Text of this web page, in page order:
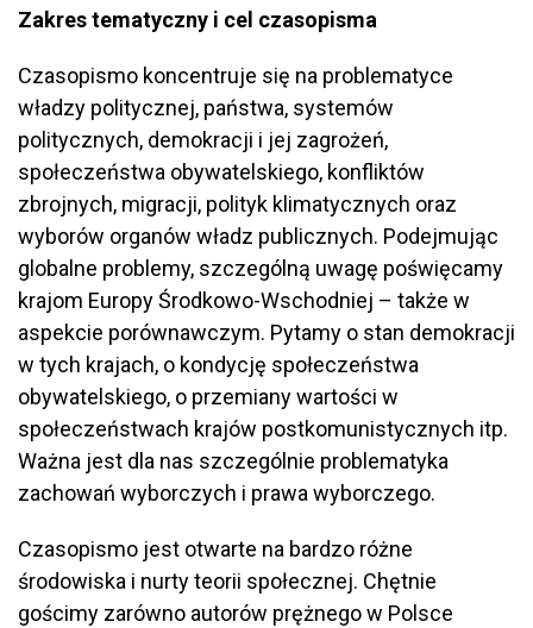
Zakres tematyczny i cel czasopisma
Czasopismo koncentruje się na problematyce
władzy politycznej, państwa, systemów
politycznych, demokracji i jej zagrożeń,
społeczeństwa obywatelskiego, konfliktów
zbrojnych, migracji, polityk klimatycznych oraz
wyborów organów władz publicznych. Podejmując
globalne problemy, szczególną uwagę poświęcamy
krajom Europy Środkowo-Wschodniej – także w
aspekcie porównawczym. Pytamy o stan demokracji
w tych krajach, o kondycję społeczeństwa
obywatelskiego, o przemiany wartości w
społeczeństwach krajów postkomunistycznych itp.
Ważna jest dla nas szczególnie problematyka
zachowań wyborczych i prawa wyborczego.
Czasopismo jest otwarte na bardzo różne
środowiska i nurty teorii społecznej. Chętnie
gościmy zarówno autorów prężnego w Polsce